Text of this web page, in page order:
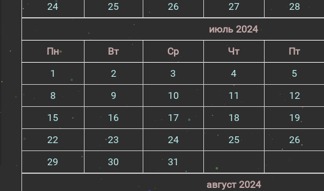
24
25 26 27 28
июль 2024
Пн
Вт Ср Чт Пт
1
2 3 4 5
8
9 10 11 12
15
16 17 18 19
22
23 24 25 26
29
30
31
август 2024